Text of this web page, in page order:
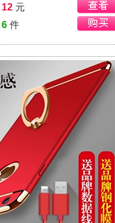
12 元
6 件